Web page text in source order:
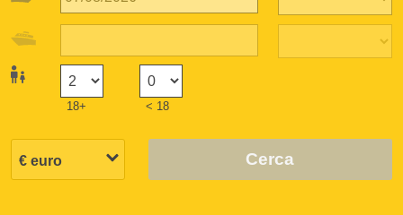
18+ < 18
Cerca